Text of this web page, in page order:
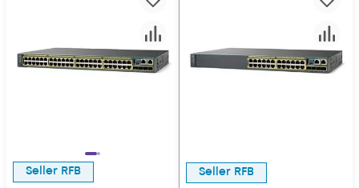
Seller RFB Seller RFB